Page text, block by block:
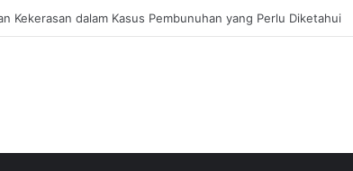
Hormon Tubuh Secara Alami dan Aman Setiap Hari